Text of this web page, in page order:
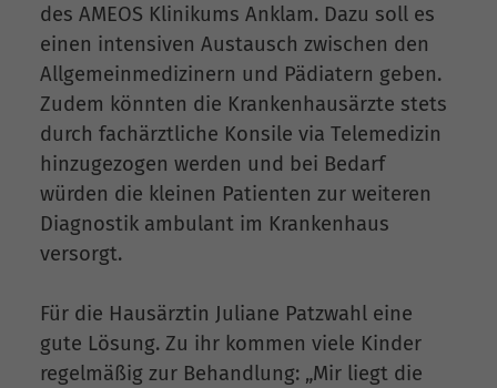
des AMEOS Klinikums Anklam. Dazu soll es
einen intensiven Austausch zwischen den
Allgemeinmedizinern und Pädiatern geben.
Zudem könnten die Krankenhausärzte stets
durch fachärztliche Konsile via Telemedizin
hinzugezogen werden und bei Bedarf
würden die kleinen Patienten zur weiteren
Diagnostik ambulant im Krankenhaus
versorgt.
Für die Hausärztin Juliane Patzwahl eine
gute Lösung. Zu ihr kommen viele Kinder
regelmäßig zur Behandlung: „Mir liegt die